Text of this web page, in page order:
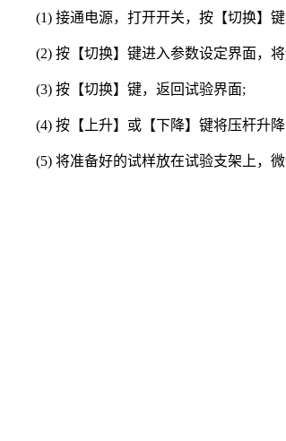
(1) 接通电源，打开开关，按【切换】键
(2) 按【切换】键进入参数设定界面，将
(3) 按【切换】键，返回试验界面;
(4) 按【上升】或【下降】键将压杆升降
(5) 将准备好的试样放在试验支架上，微